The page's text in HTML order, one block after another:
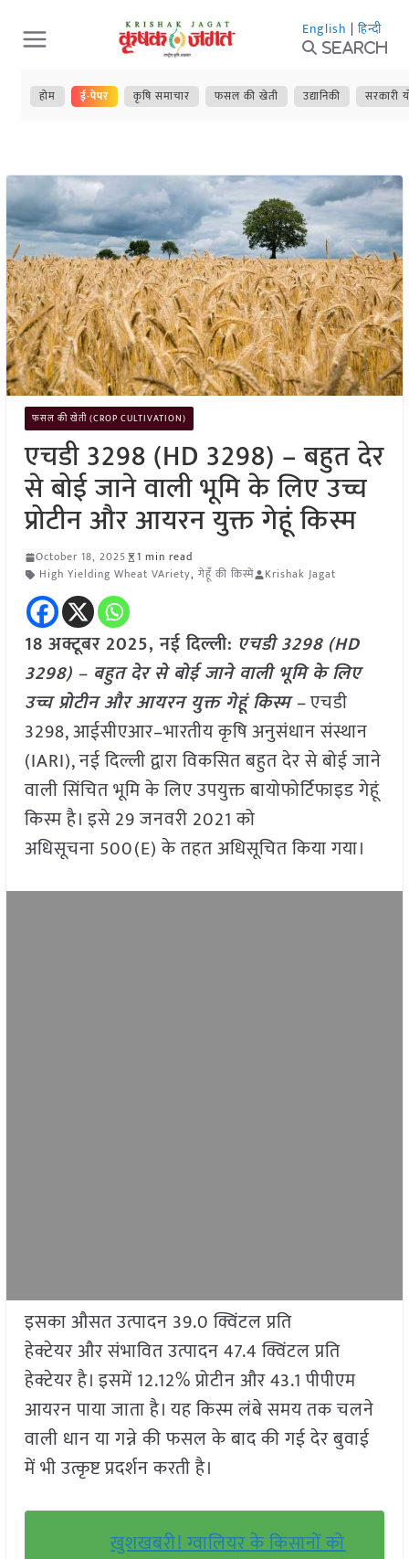
Skip
to
content
English | हिन्दी
Search
होम ई-पेपर कृषि समाचार फसल की खेती उद्यानिकी सरकारी
फसल की खेती (CROP CULTIVATION)
एचडी 3298 (HD 3298) – बहुत देर
से बोई जाने वाली भूमि के लिए उच्च
प्रोटीन और आयरन युक्त गेहूं किस्म
October 18, 2025
1 min read
High Yielding Wheat VAriety, गेहूँ की किस्में Krishak Jagat
18 अक्टूबर 2025, नई दिल्ली: एचडी 3298 (HD
3298) – बहुत देर से बोई जाने वाली भूमि के लिए
उच्च प्रोटीन और आयरन युक्त गेहूं किस्म –एचडी
3298, आईसीएआर–भारतीय कृषि अनुसंधान संस्थान
(IARI), नई दिल्ली द्वारा विकसित बहुत देर से बोई जाने
वाली सिंचित भूमि के लिए उपयुक्त बायोफोर्टिफाइड गेहूं
किस्म है। इसे 29 जनवरी 2021 को
अधिसूचना 500(E) के तहत अधिसूचित किया गया।
इसका औसत उत्पादन 39.0 क्विंटल प्रति
हेक्टेयर और संभावित उत्पादन 47.4 क्विंटल प्रति
हेक्टेयर है। इसमें 12.12% प्रोटीन और 43.1 पीपीएम
आयरन पाया जाता है। यह किस्म लंबे समय तक चलने
वाली धान या गन्ने की फसल के बाद की गई देर बुवाई
में भी उत्कृष्ट प्रदर्शन करती है।
खुशखबरी! ग्वालियर के किसानों को